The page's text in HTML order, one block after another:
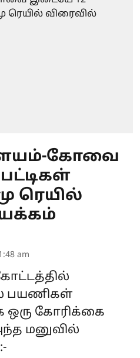
கோவை
ரெயில்
am
பயணிகள்
ஒரு கோரிக்கை
மனுவில்